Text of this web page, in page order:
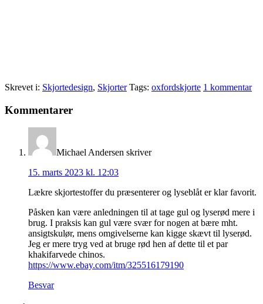
Skrevet i: Skjortedesign, Skjorter Tags: oxfordskjorte 1 kommentar
Læserinteraktioner
Kommentarer
Michael Andersen skriver
15. marts 2023 kl. 12:03
Lækre skjortestoffer du præsenterer og lyseblåt er klar favorit.
Påsken kan være anledningen til at tage gul og lyserød mere i
brug. I praksis kan gul være svær for nogen at bære mht.
ansigtskulør, mens omgivelserne kan kigge skævt til lyserød.
Jeg er mere tryg ved at bruge rød hen af dette til et par
khakifarvede chinos.
https://www.ebay.com/itm/325516179190
Besvar